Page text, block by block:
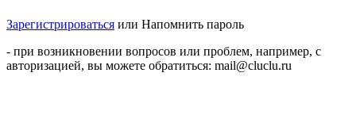
Зарегистрироваться или Напомнить пароль
- при возникновении вопросов или проблем, например, с
авторизацией, вы можете обратиться: mail@cluclu.ru